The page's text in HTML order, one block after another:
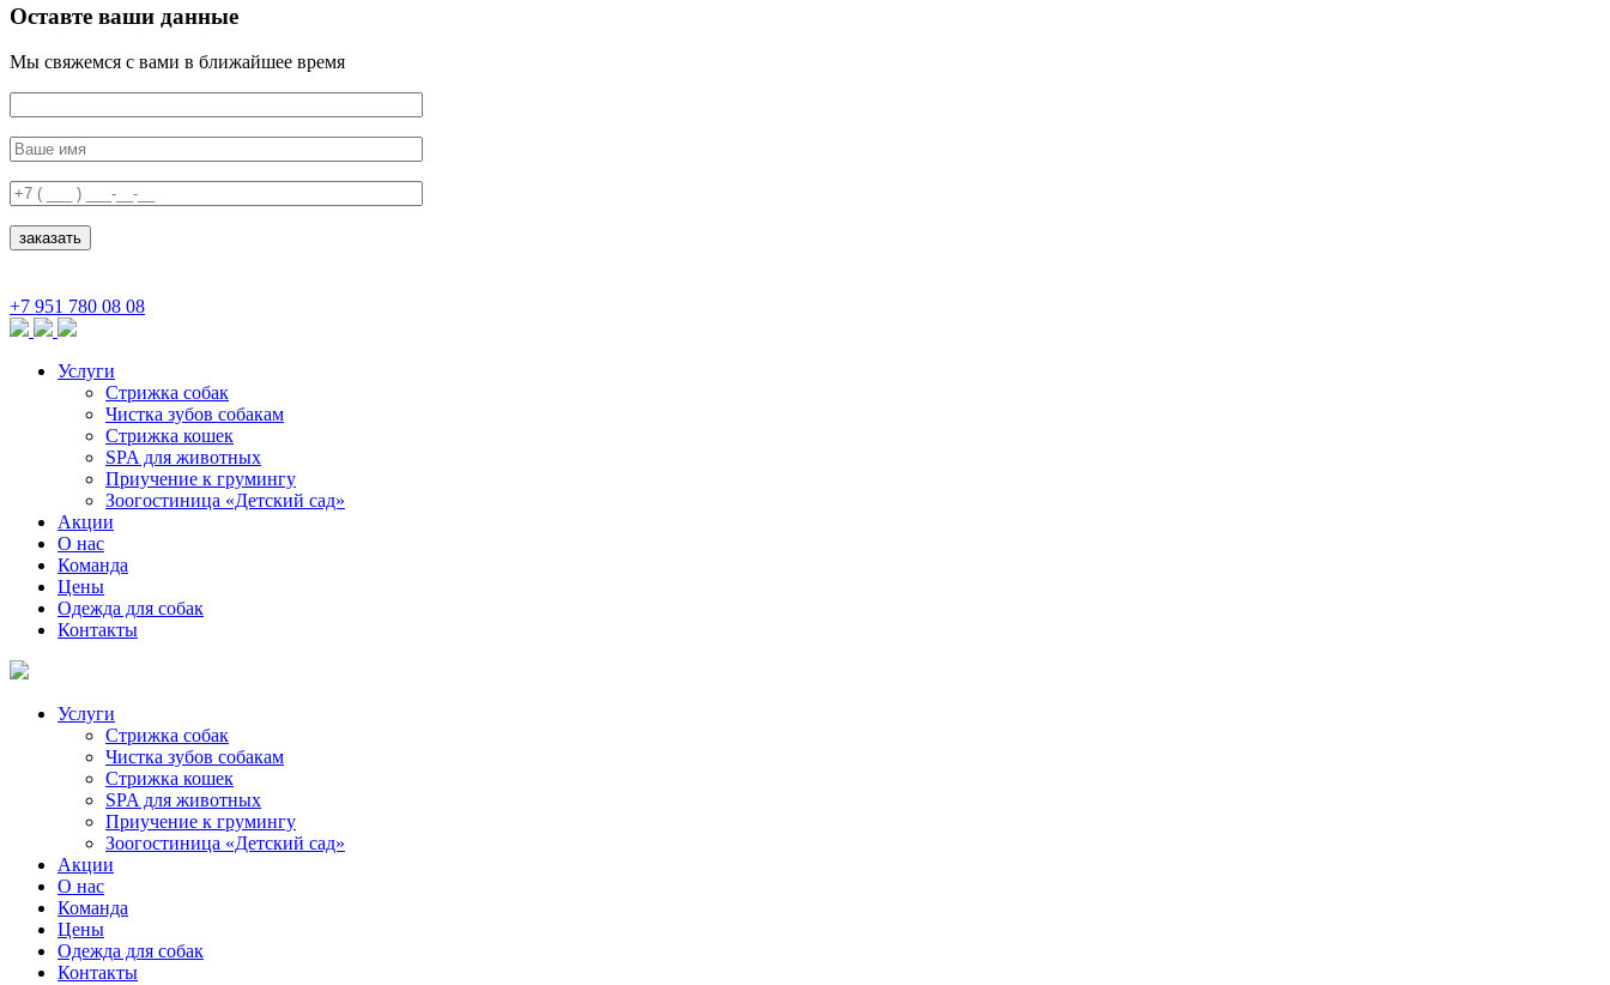
Оставте ваши данные
Мы свяжемся с вами в ближайшее время
+7 951 780 08 08
Услуги
Стрижка собак
Чистка зубов собакам
Стрижка кошек
SPA для животных
Приучение к грумингу
Зоогостиница «Детский сад»
Акции
О нас
Команда
Цены
Одежда для собак
Контакты
Услуги
Стрижка собак
Чистка зубов собакам
Стрижка кошек
SPA для животных
Приучение к грумингу
Зоогостиница «Детский сад»
Акции
О нас
Команда
Цены
Одежда для собак
Контакты